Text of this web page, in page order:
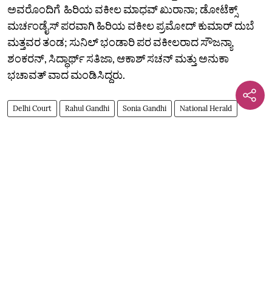
ಅವರೊಂದಿಗೆ ಹಿರಿಯ ವಕೀಲ ಮಾಧವ್ ಖುರಾನಾ; ಡೋಟೆಕ್ಸ್
ಮರ್ಚಂಡೈಸ್ ಪರವಾಗಿ ಹಿರಿಯ ವಕೀಲ ಪ್ರಮೋದ್ ಕುಮಾರ್ ದುಬೆ
ಮತ್ತವರ ತಂಡ; ಸುನಿಲ್ ಭಂಡಾರಿ ಪರ ವಕೀಲರಾದ ಸೌಜನ್ಯಾ
ಶಂಕರನ್, ಸಿದ್ಧಾರ್ಥ್ ಸತಿಜಾ, ಆಕಾಶ್ ಸಚನ್ ಮತ್ತು ಅನುಕಾ
ಭಚಾವತ್ ವಾದ ಮಂಡಿಸಿದ್ದರು.
Delhi Court Rahul Gandhi Sonia Gandhi National Herald